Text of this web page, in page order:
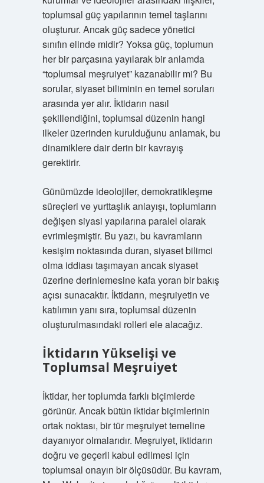
toplumsal güç yapılarının temel taşlarını
oluşturur. Ancak güç sadece yönetici
sınıfın elinde midir? Yoksa güç, toplumun
her bir parçasına yayılarak bir anlamda
“toplumsal meşruiyet” kazanabilir mi? Bu
sorular, siyaset biliminin en temel soruları
arasında yer alır. İktidarın nasıl
şekillendiğini, toplumsal düzenin hangi
ilkeler üzerinden kurulduğunu anlamak, bu
dinamiklere dair derin bir kavrayış
gerektirir.
Günümüzde ideolojiler, demokratikleşme
süreçleri ve yurttaşlık anlayışı, toplumların
değişen siyasi yapılarına paralel olarak
evrimleşmiştir. Bu yazı, bu kavramların
kesişim noktasında duran, siyaset bilimci
olma iddiası taşımayan ancak siyaset
üzerine derinlemesine kafa yoran bir bakış
açısı sunacaktır. İktidarın, meşruiyetin ve
katılımın yanı sıra, toplumsal düzenin
oluşturulmasındaki rolleri ele alacağız.
İktidarın Yükselişi ve
Toplumsal Meşruiyet
İktidar, her toplumda farklı biçimlerde
görünür. Ancak bütün iktidar biçimlerinin
ortak noktası, bir tür meşruiyet temeline
dayanıyor olmalarıdır. Meşruiyet, iktidarın
doğru ve geçerli kabul edilmesi için
toplumsal onayın bir ölçüsüdür. Bu kavram,